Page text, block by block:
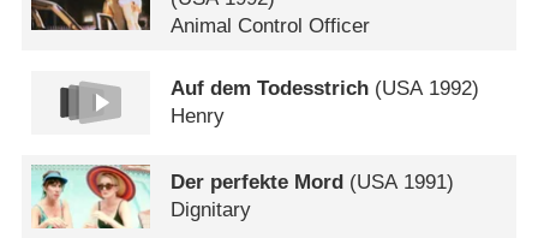
Animal Control Officer
Auf dem Todesstrich (USA1992)
Henry
Der perfekte Mord (USA1991)
Dignitary